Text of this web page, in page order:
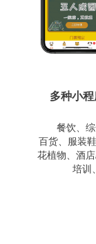
多种小
餐饮、
百货、服装
花植物、酒
培训